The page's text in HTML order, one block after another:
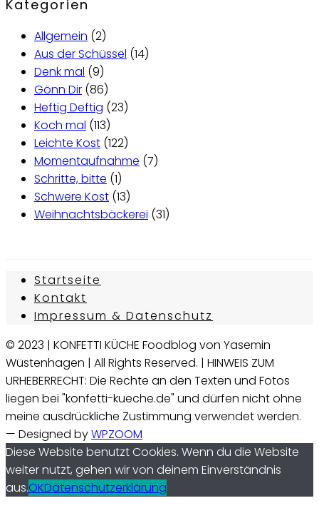
Kategorien
Allgemein (2)
Aus der Schüssel (14)
Denk mal (9)
Gönn Dir (86)
Heftig Deftig (23)
Koch mal (113)
Leichte Kost (122)
Momentaufnahme (7)
Schritte, bitte (1)
Schwere Kost (13)
Weihnachtsbäckerei (31)
Startseite
Kontakt
Impressum & Datenschutz
© 2023 | KONFETTI KÜCHE Foodblog von Yasemin
Wüstenhagen | All Rights Reserved. | HINWEIS ZUM
URHEBERRECHT: Die Rechte an den Texten und Fotos
liegen bei "konfetti-kueche.de" und dürfen nicht ohne
meine ausdrückliche Zustimmung verwendet werden.
— Designed byWPZOOM
Diese Website benutzt Cookies. Wenn du die Website
weiter nutzt, gehen wir von deinem Einverständnis
aus.OKDatenschutzerklärung